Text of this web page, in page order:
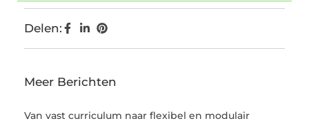
Delen:
Meer Berichten
Van vast curriculum naar flexibel en modulair